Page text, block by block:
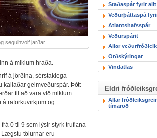
segulhvolf jarðar.
á miklum hraða.
á jörðina, sérstaklega
kallaðar geimveðurspár. Þótt
til að vara við miklum
á raforkuvirkjum og
0 til 9 sem lýsir styrk truflana
Lægstu tölurnar eru
Staðaspár fyrir
Veðurþáttaspá
Atlantshafsspár
Veðurspárit
Allar
Orðskýringar
Vindatlas
Eldri
Allar
tímaröð